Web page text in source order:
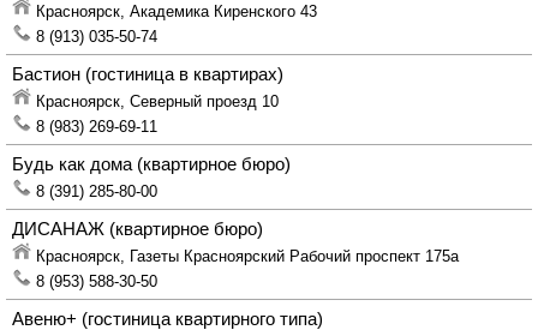
Красноярск, Академика Киренского 43
8 (913) 035-50-74
Бастион (гостиница в квартирах)
Красноярск, Северный проезд 10
8 (983) 269-69-11
Будь как дома (квартирное бюро)
8 (391) 285-80-00
ДИСАНАЖ (квартирное бюро)
Красноярск, Газеты Красноярский Рабочий проспект 175а
8 (953) 588-30-50
Авеню+ (гостиница квартирного типа)